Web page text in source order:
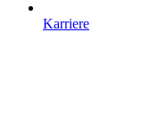
Karriere